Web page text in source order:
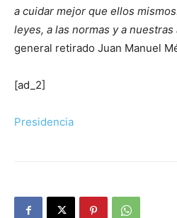
a cuidar mejor que ellos
leyes, a las normas y a nuestras
general retirado Juan Manuel
[ad_2]
Presidencia